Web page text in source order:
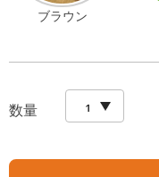
ブラウン
数量